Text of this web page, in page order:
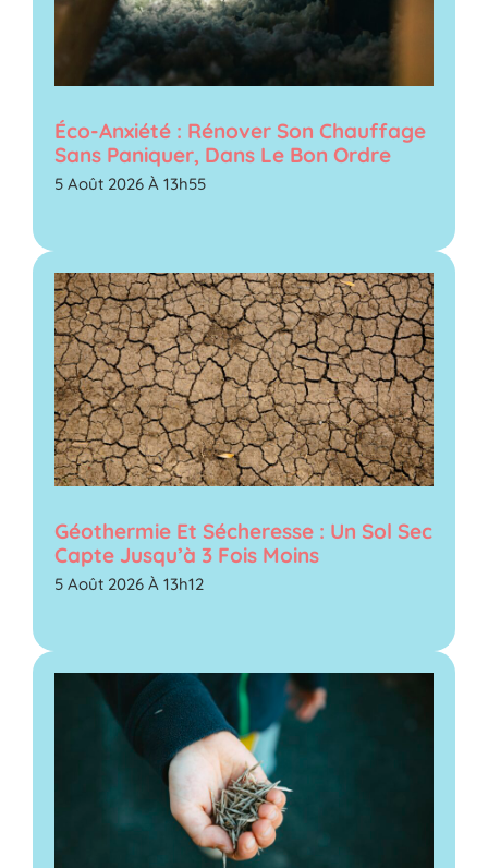
Éco-Anxiété : Rénover Son Chauffage
Sans Paniquer, Dans Le Bon Ordre
5 Août 2026 À 13h55
Géothermie Et Sécheresse : Un Sol Sec
Capte Jusqu’à 3 Fois Moins
5 Août 2026 À 13h12